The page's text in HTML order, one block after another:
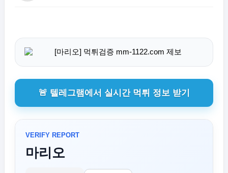
🚨 텔레그램에서 실시간 먹튀 정보 받기
VERIFY REPORT
마리오